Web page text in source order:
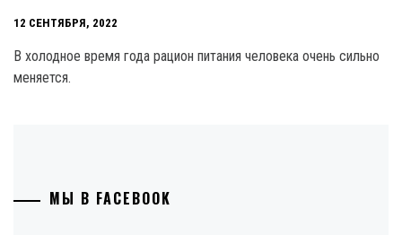
12 СЕНТЯБРЯ, 2022
В холодное время года рацион питания человека очень сильно
меняется.
МЫ В FACEBOOK